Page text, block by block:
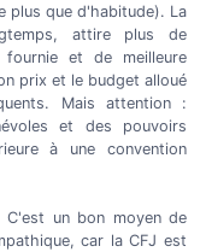
plus que d'habitude). La
attire plus de
et de meilleure
prix et le budget alloué
Mais attention :
et des pouvoirs
à une convention
C'est un bon moyen de
car la CFJ est